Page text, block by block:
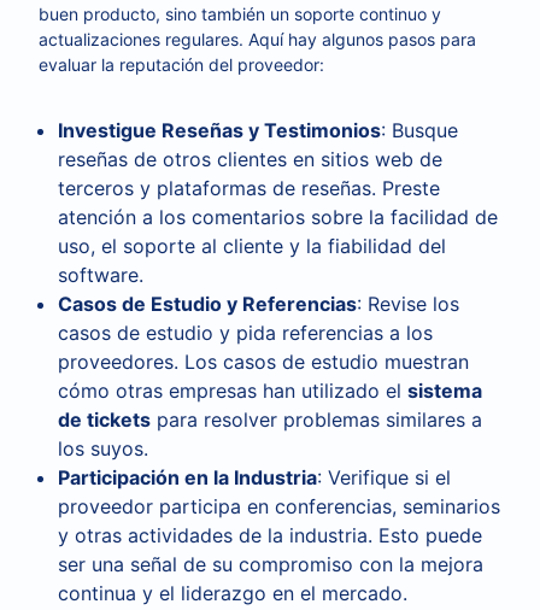
buen producto, sino también un soporte continuo y
actualizaciones regulares. Aquí hay algunos pasos para
evaluar la reputación del proveedor:
Investigue Reseñas y Testimonios: Busque
reseñas de otros clientes en sitios web de
terceros y plataformas de reseñas. Preste
atención a los comentarios sobre la facilidad de
uso, el soporte al cliente y la fiabilidad del
software.
Casos de Estudio y Referencias: Revise los
casos de estudio y pida referencias a los
proveedores. Los casos de estudio muestran
cómo otras empresas han utilizado el sistema
de tickets para resolver problemas similares a
los suyos.
Participación en la Industria: Verifique si el
proveedor participa en conferencias, seminarios
y otras actividades de la industria. Esto puede
ser una señal de su compromiso con la mejora
continua y el liderazgo en el mercado.